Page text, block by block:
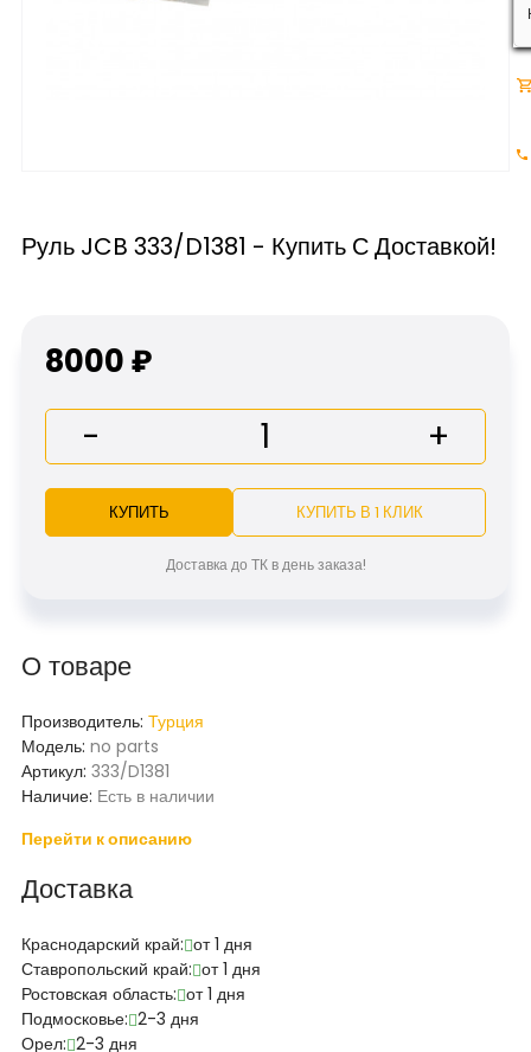
Руль JCB 333/D1381 - Купить С Доставкой!
О товаре
Производитель: Турция
Модель: no parts
Артикул: 333/D1381
Наличие: Есть в наличии
Перейти к описанию
Доставка
Краснодарский край: от 1 дня
Ставропольский край: от 1 дня
Ростовская область: от 1 дня
Подмосковье: 2-3 дня
Орел: 2-3 дня
8000 ₽
- +
КУПИТЬ КУПИТЬ В 1 КЛИК
Доставка до ТК в день заказа!